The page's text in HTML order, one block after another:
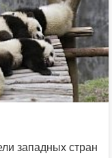
западных стран